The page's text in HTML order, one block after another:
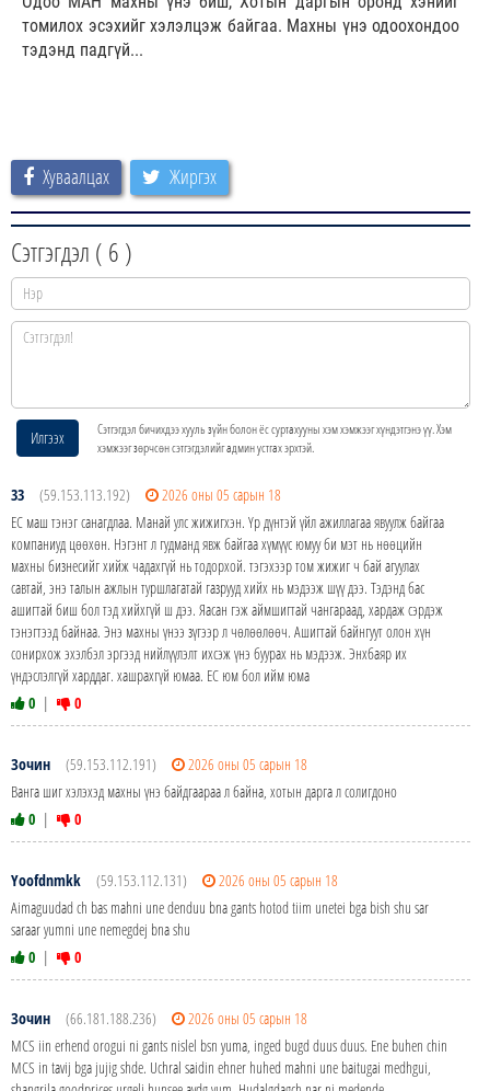
томилох эсэхийг хэлэлцэж байгаа. Махны үнэ одоохондоо
тэдэнд падгүй...
Хуваалцах Жиргэх
Сэтгэгдэл ( 6 )
Илгээх
Сэтгэгдэл бичихдээ хууль зүйн болон ёс суртахууны хэм хэмжээг хүндэтгэнэ үү. Хэм
хэмжээг зөрчсөн сэтгэгдэлийг админ устгах эрхтэй.
33 (59.153.113.192)
2026 оны 05 сарын 18
ЕС маш тэнэг санагдлаа. Манай улс жижигхэн. Үр дүнтэй үйл ажиллагаа явуулж байгаа
компаниуд цөөхөн. Нэгэнт л гудманд явж байгаа хүмүүс юмуу би мэт нь нөөцийн
махны бизнесийг хийж чадахгүй нь тодорхой. тэгэхээр том жижиг ч бай агуулах
савтай, энэ талын ажлын туршлагатай газрууд хийх нь мэдээж шүү дээ. Тэдэнд бас
ашигтай биш бол тэд хийхгүй ш дээ. Яасан гэж аймшигтай чангараад, хардаж сэрдэж
тэнэгтээд байнаа. Энэ махны үнээ зүгээр л чөлөөлөөч. Ашигтай байнгуут олон хүн
сонирхож эхэлбэл эргээд нийлүүлэлт ихсэж үнэ буурах нь мэдээж. Энхбаяр их
үндэслэлгүй харддаг. хашрахгүй юмаа. ЕС юм бол ийм юма
0 | 0
Зочин (59.153.112.191)
2026 оны 05 сарын 18
Ванга шиг хэлэхэд махны үнэ байдгаараа л байна, хотын дарга л солигдоно
0 | 0
Yoofdnmkk (59.153.112.131)
2026 оны 05 сарын 18
Aimaguudad ch bas mahni une denduu bna gants hotod tiim unetei bga bish shu sar
saraar yumni une nemegdej bna shu
0 | 0
Зочин (66.181.188.236)
2026 оны 05 сарын 18
MCS iin erhend orogui ni gants nislel bsn yuma, inged bugd duus duus. Ene buhen chin
MCS in tavij bga jujig shde. Uchral saidin ehner huhed mahni une baitugai medhgui,